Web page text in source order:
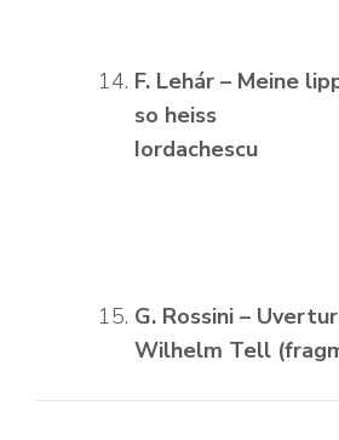
F. Lehár – Meine
so
Iordachescu
G. Rossini –
Wilhelm Tell